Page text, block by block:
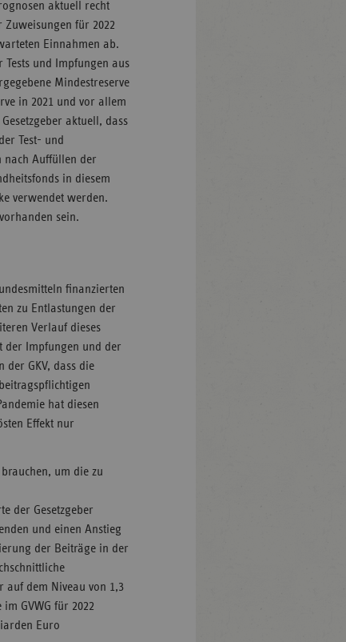
aktuell recht
für 2022
Einnahmen ab.
und Impfungen aus
Mindestreserve
in 2021 und vor allem
aktuell, dass
Test- und
nach Auffüllen der
in diesem
verwendet werden.
sein.
finanzierten
zu Entlastungen der
Verlauf dieses
der Impfungen und der
der GKV, dass die
hat diesen
Effekt nur
um die zu
der Gesetzgeber
und einen Anstieg
der Beiträge in der
auf dem Niveau von 1,3
GVWG für 2022
Euro